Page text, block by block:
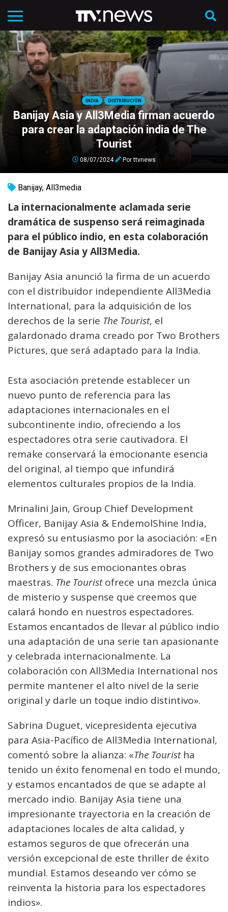
INDIA DISTRIBUCIÓN
Banijay Asia y All3Media firman acuerdo
para crear la adaptación india de The
Tourist
08/07/2024 Porttvnews
Banijay, All3media
La internacionalmente aclamada serie
dramática de suspenso será reimaginada
para el público indio, en esta colaboración
de Banijay Asia y All3Media.
Banijay Asia anunció la firma de un acuerdo
con el distribuidor independiente All3Media
International, para la adquisición de los
derechos de la serie The Tourist, el
galardonado drama creado por Two Brothers
Pictures, que será adaptado para la India.
Esta asociación pretende establecer un
nuevo punto de referencia para las
adaptaciones internacionales en el
subcontinente indio, ofreciendo a los
espectadores otra serie cautivadora. El
remake conservará la emocionante esencia
del original, al tiempo que infundirá
elementos culturales propios de la India.
Mrinalini Jain, Group Chief Development
Officer, Banijay Asia & EndemolShine India,
expresó su entusiasmo por la asociación: «En
Banijay somos grandes admiradores de Two
Brothers y de sus emocionantes obras
maestras. The Touristofrece una mezcla única
de misterio y suspense que creemos que
calará hondo en nuestros espectadores.
Estamos encantados de llevar al público indio
una adaptación de una serie tan apasionante
y celebrada internacionalmente. La
colaboración con All3Media International nos
permite mantener el alto nivel de la serie
original y darle un toque indio distintivo».
Sabrina Duguet, vicepresidenta ejecutiva
para Asia-Pacífico de All3Media International,
comentó sobre la alianza: «The Touristha
tenido un éxito fenomenal en todo el mundo,
y estamos encantados de que se adapte al
mercado indio. Banijay Asia tiene una
impresionante trayectoria en la creación de
adaptaciones locales de alta calidad, y
estamos seguros de que ofrecerán una
versión excepcional de este thriller de éxito
mundial. Estamos deseando ver cómo se
reinventa la historia para los espectadores
indios».